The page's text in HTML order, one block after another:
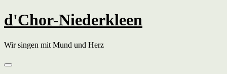
Skip
to
d'Chor-Niederkleen
Wir singen mit Mund und Herz